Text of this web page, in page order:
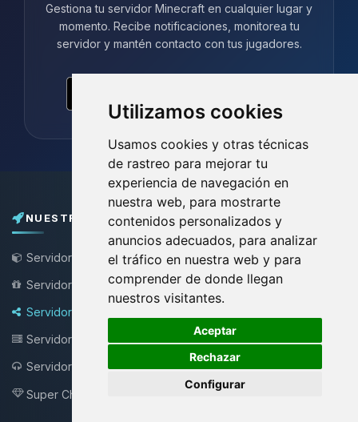
Utilizamos cookies
Usamos cookies y otras técnicas
de rastreo para mejorar tu
experiencia de navegación en
nuestra web, para mostrarte
contenidos personalizados y
anuncios adecuados, para analizar
el tráfico en nuestra web y para
comprender de donde llegan
nuestros visitantes.
Aceptar
Rechazar
Configurar
Gestiona tu servidor Minecraft en cualquier lugar y
momento. Recibe notificaciones, monitorea tu
servidor y mantén contacto con tus jugadores.
NUESTROS PLANES
Servidor de Minecraft
Servidor Minecraft Gratis
Servidor Bungee / Velocity
Servidor VPS
Servidor Teamspeak
Super Choupy
🍪